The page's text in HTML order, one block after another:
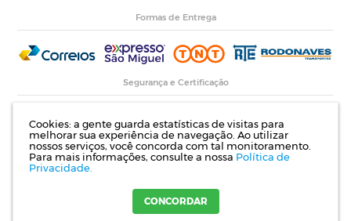
Cookies: a gente guarda estatísticas de visitas para
melhorar sua experiência de navegação. Ao utilizar
nossos serviços, você concorda com tal monitoramento.
Para mais informações, consulte a nossa Política de
Privacidade.
CONCORDAR
Formas de Entrega
Segurança e Certificação
Razão Social: Indupropil Indústria e Comércio Ltda | CNPJ: 00.774.194/0001-82 |
Rodovia RS 155, Km 1 esq. Rua Laureano de Medeiros, 782- Ijuí | RS